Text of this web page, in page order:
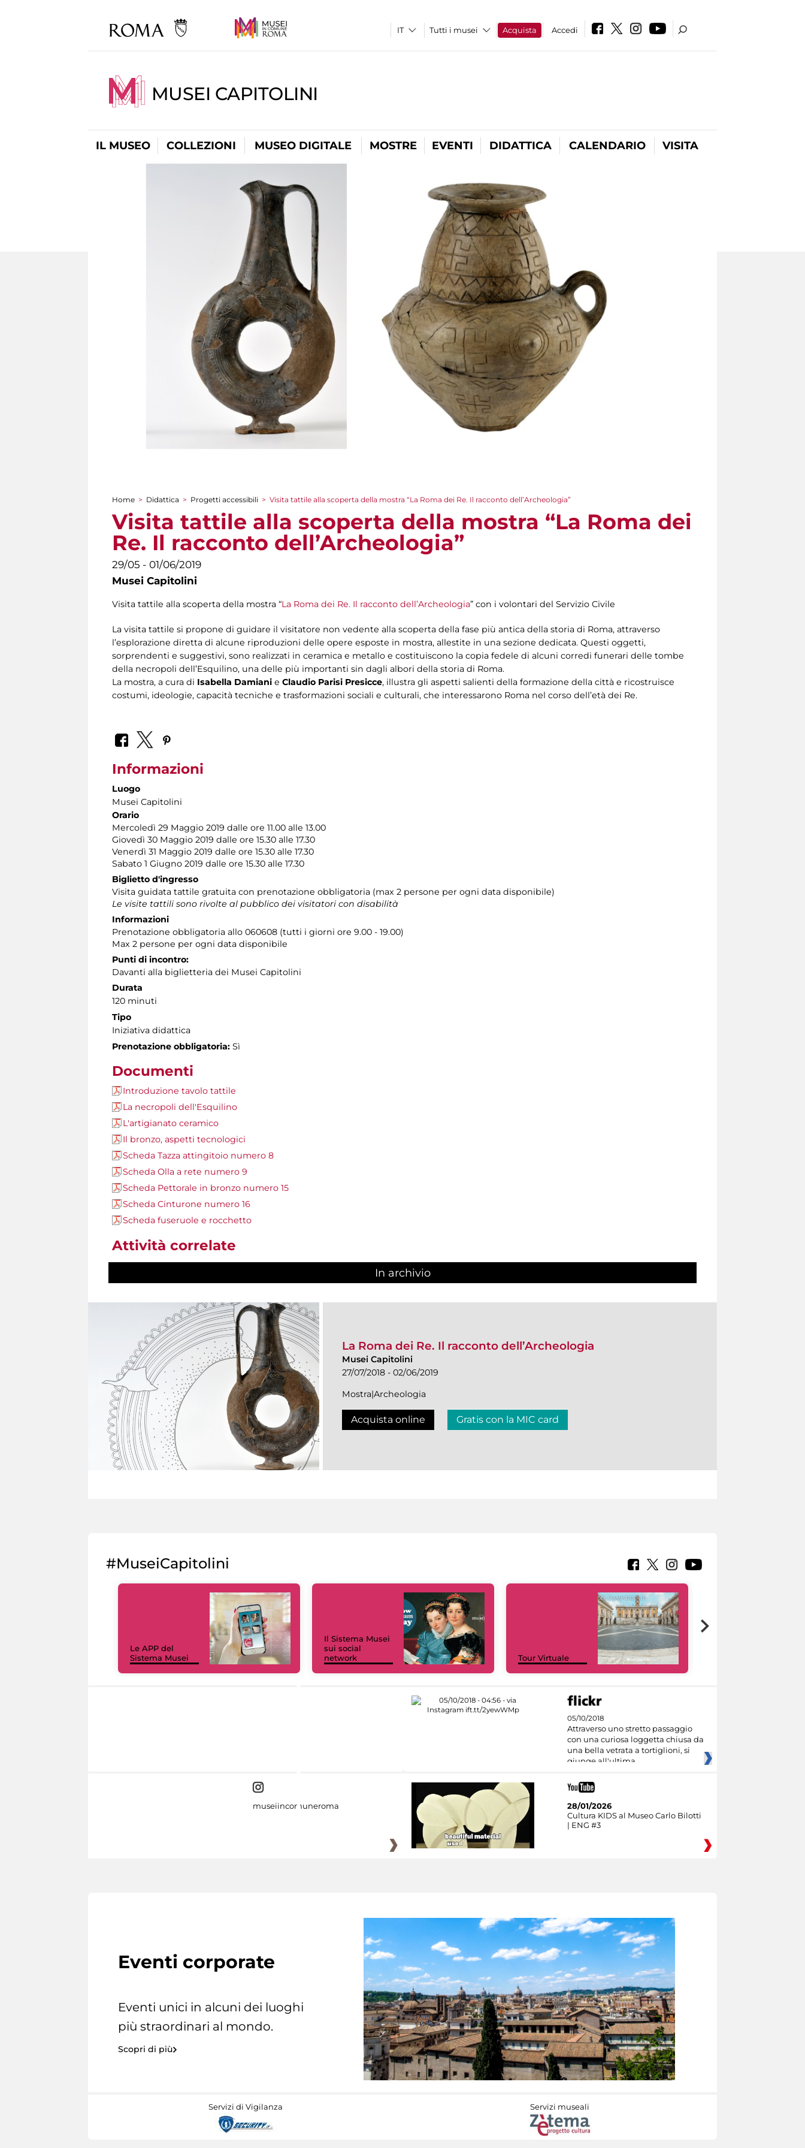
Tutti i musei Acquista Accedi
MUSEI CAPITOLINI
IL MUSEO COLLEZIONI MUSEO DIGITALE MOSTRE EVENTI DIDATTICA CALENDARIO VISITA
Tu sei qui
Home > Didattica > Progetti accessibili > Visita tattile alla scoperta della mostra “La Roma dei Re. Il racconto dell’Archeologia”
Visita tattile alla scoperta della mostra “La Roma dei
Re. Il racconto dell’Archeologia”
29/05 - 01/06/2019
Musei Capitolini
Visita tattile alla scoperta della mostra “La Roma dei Re. Il racconto dell’Archeologia” con i volontari del Servizio Civile
La visita tattile si propone di guidare il visitatore non vedente alla scoperta della fase più antica della storia di Roma, attraverso
l’esplorazione diretta di alcune riproduzioni delle opere esposte in mostra, allestite in una sezione dedicata. Questi oggetti,
sorprendenti e suggestivi, sono realizzati in ceramica e metallo e costituiscono la copia fedele di alcuni corredi funerari delle tombe
della necropoli dell’Esquilino, una delle più importanti sin dagli albori della storia di Roma.
La mostra, a cura di Isabella Damiani e Claudio Parisi Presicce, illustra gli aspetti salienti della formazione della città e ricostruisce
costumi, ideologie, capacità tecniche e trasformazioni sociali e culturali, che interessarono Roma nel corso dell’età dei Re.
Informazioni
Luogo
Musei Capitolini
Orario
Mercoledì 29 Maggio 2019 dalle ore 11.00 alle 13.00
Giovedì 30 Maggio 2019 dalle ore 15.30 alle 17.30
Venerdì 31 Maggio 2019 dalle ore 15.30 alle 17.30
Sabato 1 Giugno 2019 dalle ore 15.30 alle 17.30
Biglietto d'ingresso
Visita guidata tattile gratuita con prenotazione obbligatoria (max 2 persone per ogni data disponibile)
Le visite tattili sono rivolte al pubblico dei visitatori con disabilità
Informazioni
Prenotazione obbligatoria allo 060608 (tutti i giorni ore 9.00 - 19.00)
Max 2 persone per ogni data disponibile
Punti di incontro:
Davanti alla biglietteria dei Musei Capitolini
Durata
120 minuti
Tipo
Iniziativa didattica
Prenotazione obbligatoria: Sì
Documenti
Introduzione tavolo tattile
La necropoli dell'Esquilino
L'artigianato ceramico
Il bronzo, aspetti tecnologici
Scheda Tazza attingitoio numero 8
Scheda Olla a rete numero 9
Scheda Pettorale in bronzo numero 15
Scheda Cinturone numero 16
Scheda fuseruole e rocchetto
Attività correlate
In archivio
La Roma dei Re. Il racconto dell’Archeologia
Musei Capitolini
27/07/2018 - 02/06/2019
Mostra|Archeologia
Acquista online Gratis con la MIC card
#MuseiCapitolini
Le APP del
Sistema Musei
Il Sistema Musei
sui social
network
Tour Virtuale
05/10/2018
Attraverso uno stretto passaggio
con una curiosa loggetta chiusa da
una bella vetrata a tortiglioni, si
giunge all'ultima
museiincomuneroma
28/01/2026
Cultura KIDS al Museo Carlo Bilotti
| ENG #3
Eventi corporate
Eventi unici in alcuni dei luoghi
più straordinari al mondo.
Scopri di più
Servizi di Vigilanza Servizi museali